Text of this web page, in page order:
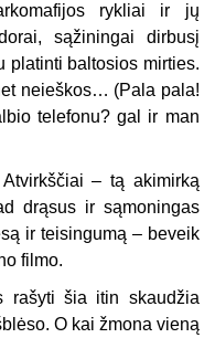
rykliai ir jų
sąžiningai dirbusį
baltosios mirties.
neieškos… (Pala pala!
telefonu? gal ir man
– tą akimirką
drąsus ir sąmoningas
ir teisingumą – beveik
filmo.
rašyti šia itin skaudžia
O kai žmona vieną